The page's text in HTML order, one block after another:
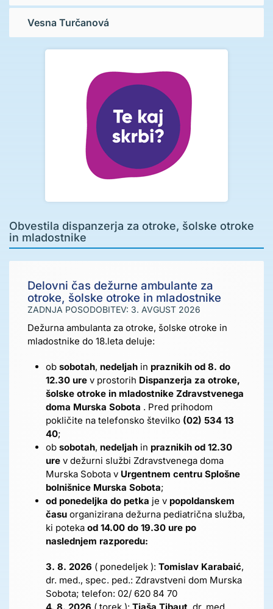
Vesna Turčanová
Obvestila dispanzerja za otroke, šolske otroke
in mladostnike
Delovni čas dežurne ambulante za
otroke, šolske otroke in mladostnike
ZADNJA POSODOBITEV: 3. AVGUST 2026
Dežurna ambulanta za otroke, šolske otroke in
mladostnike do 18.leta deluje:
ob sobotah, nedeljah in praznikih od 8. do
12.30 ure v prostorih Dispanzerja za otroke,
šolske otroke in mladostnike Zdravstvenega
doma Murska Sobota . Pred prihodom
pokličite na telefonsko številko (02) 534 13
40;
ob sobotah, nedeljah in praznikih od 12.30
ure v dežurni službi Zdravstvenega doma
Murska Sobota v Urgentnem centru Splošne
bolnišnice Murska Sobota;
od ponedeljka do petka je v popoldanskem
času organizirana dežurna pediatrična služba,
ki poteka od 14.00 do 19.30 ure po
naslednjem razporedu:
3. 8. 2026 ( ponedeljek ): Tomislav Karabaić,
dr. med., spec. ped.: Zdravstveni dom Murska
Sobota; telefon: 02/ 620 84 70